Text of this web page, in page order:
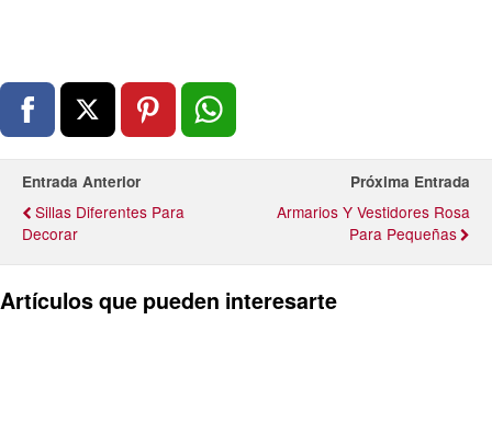
Entrada Anterior
Sillas Diferentes Para
Decorar
Próxima Entrada
Armarios Y Vestidores Rosa
Para Pequeñas
Artículos que pueden interesarte